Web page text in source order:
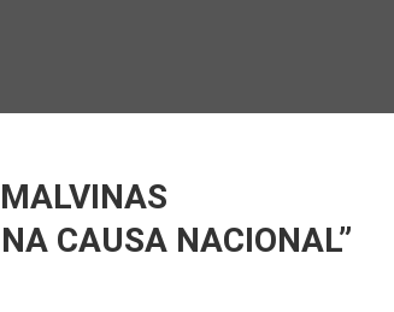
CAUSA NACIONAL”